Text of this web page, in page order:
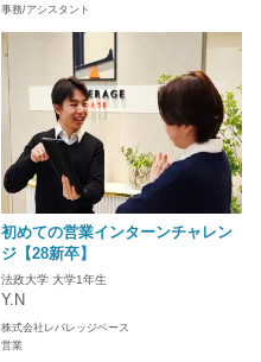
事務/アシスタント
初めての営業インターンチャレン
ジ【28新卒】
法政大学 大学1年生
Y.N
株式会社レバレッジベース
営業